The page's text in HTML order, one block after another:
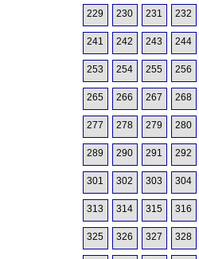
229 230 231 232
241 242 243 244
253 254 255 256
265 266 267 268
277 278 279 280
289 290 291 292
301 302 303 304
313 314 315 316
325 326 327 328